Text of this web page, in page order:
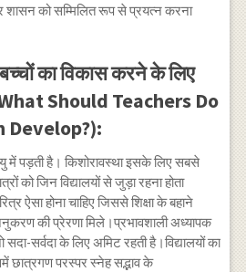
शासन को सम्मिलित रूप से प्रयत्न करना
का विकास करने के लिए
Should Teachers Do
Develop?):
में पड़ती है। किशोरावस्था इसके लिए सबसे
को जिन विद्यालयों से जुड़ा रहना होता
ऐसा होना चाहिए जिससे शिक्षा के बहाने
की प्रेरणा मिले।प्रभावशाली अध्यापक
सर्वदा के लिए अमिट रहती है।विद्यालयों का
छात्रगण परस्पर स्नेह सद्भाव के